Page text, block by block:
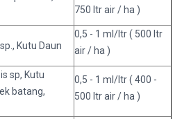
750 ltr air / ha )
Kutu Daun
0,5 - 1 ml/ltr ( 500 ltr
air / ha )
sp, Kutu
batang,
0,5 - 1 ml/ltr ( 400 -
500 ltr air / ha )